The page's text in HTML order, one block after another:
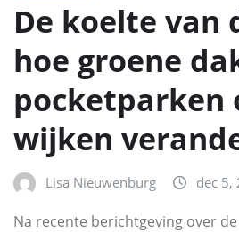
De koelte van
hoe groene
pocketparken
wijken
Lisa Nieuwenburg dec 5,
Na recente berichtgeving over